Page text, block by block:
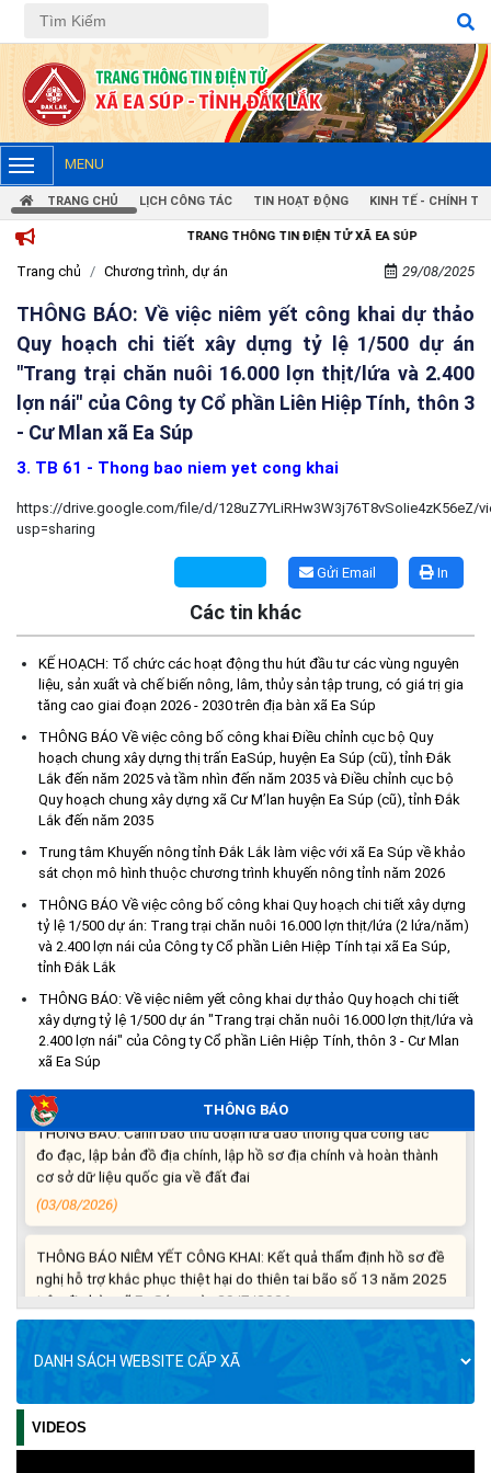
MENU
TRANG CHỦ LỊCH CÔNG TÁC TIN HOẠT ĐỘNG KINH TẾ - CHÍNH TRỊ
TRANG THÔNG TIN ĐIỆN TỬ XÃ EA SÚP
Trang chủ Chương trình, dự án 29/08/2025
THÔNG BÁO: Về việc niêm yết công khai dự thảo
Quy hoạch chi tiết xây dựng tỷ lệ 1/500 dự án
"Trang trại chăn nuôi 16.000 lợn thịt/lứa và 2.400
lợn nái" của Công ty Cổ phần Liên Hiệp Tính, thôn 3
- Cư Mlan xã Ea Súp
3. TB 61 - Thong bao niem yet cong khai
https://drive.google.com/file/d/128uZ7YLiRHw3W3j76T8vSoIie4zK56eZ/
usp=sharing
In
Gửi Email
Các tin khác
KẾ HOẠCH: Tổ chức các hoạt động thu hút đầu tư các vùng nguyên
liệu, sản xuất và chế biến nông, lâm, thủy sản tập trung, có giá trị gia
tăng cao giai đoạn 2026 - 2030 trên địa bàn xã Ea Súp
THÔNG BÁO Về việc công bố công khai Điều chỉnh cục bộ Quy
hoạch chung xây dựng thị trấn EaSúp, huyện Ea Súp (cũ), tỉnh Đắk
Lắk đến năm 2025 và tầm nhìn đến năm 2035 và Điều chỉnh cục bộ
Quy hoạch chung xây dựng xã Cư M’lan huyện Ea Súp (cũ), tỉnh Đắk
Lắk đến năm 2035
Trung tâm Khuyến nông tỉnh Đắk Lắk làm việc với xã Ea Súp về khảo
sát chọn mô hình thuộc chương trình khuyến nông tỉnh năm 2026
THÔNG BÁO Về việc công bố công khai Quy hoạch chi tiết xây dựng
tỷ lệ 1/500 dự án: Trang trại chăn nuôi 16.000 lợn thịt/lứa (2 lứa/năm)
và 2.400 lợn nái của Công ty Cổ phần Liên Hiệp Tính tại xã Ea Súp,
tỉnh Đắk Lắk
THÔNG BÁO: Về việc niêm yết công khai dự thảo Quy hoạch chi tiết
xây dựng tỷ lệ 1/500 dự án "Trang trại chăn nuôi 16.000 lợn thịt/lứa và
2.400 lợn nái" của Công ty Cổ phần Liên Hiệp Tính, thôn 3 - Cư Mlan
xã Ea Súp
THÔNG BÁO
Kế hoạch Tổ chức lấy mẫu hài cốt liệt sĩ đối với các mộ chưa
xác định được thông tin trong nghĩa trang liệt sĩ trên địa bàn xã
Ea Súp để giám định AND
(06/08/2026)
Thông báo nghiêm cấm sử dụng đất với khu vực Quy hoạch
cấp đất sản xuất cho các hộ nghèo, cận nghèo thiếu đất sản
xuất trên địa bàn xã.
(06/08/2026)
THÔNG BÁO: Cảnh báo thủ đoạn lừa đảo thông qua công tác
đo đạc, lập bản đồ địa chính, lập hồ sơ địa chính và hoàn thành
cơ sở dữ liệu quốc gia về đất đai
(03/08/2026)
THÔNG BÁO NIÊM YẾT CÔNG KHAI: Kết quả thẩm định hồ sơ đề
nghị hỗ trợ khắc phục thiệt hại do thiên tai bão số 13 năm 2025
trên địa bàn xã Ea Súp ngày 29/7/2026
(31/07/2026)
THÔNG BÁO: Về việc tổ chức khám sức khỏe định kỳ, khám
sàng lọc cho Nhân dân năm 2026
(30/07/2026)
VIDEOS